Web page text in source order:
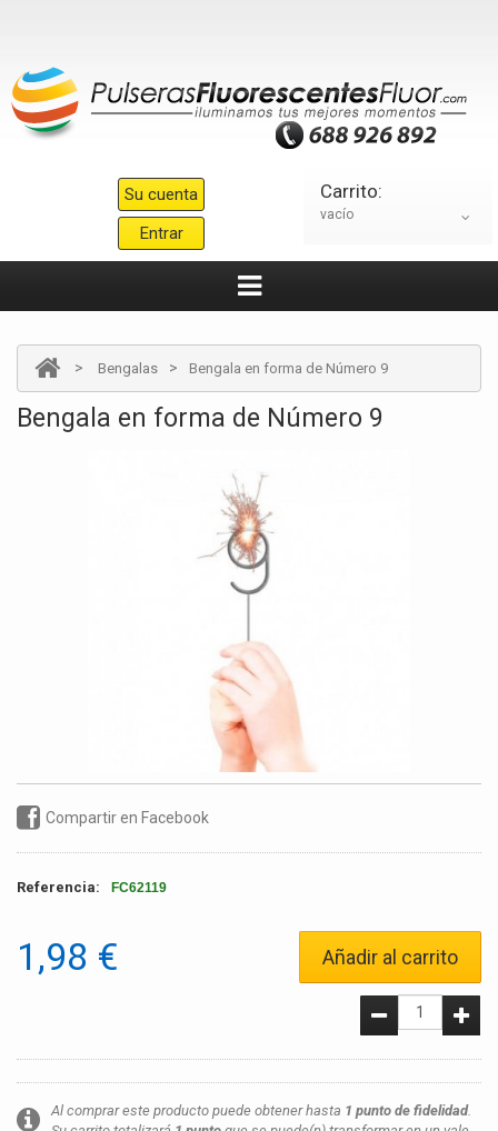
Su cuenta
Entrar
Carrito:
vacío
> Bengalas > Bengala en forma de Número 9
Bengala en forma de Número 9
Compartir en Facebook
Referencia: FC62119
1,98 € Añadir al carrito
Al comprar este producto puede obtener hasta 1 punto de fidelidad.